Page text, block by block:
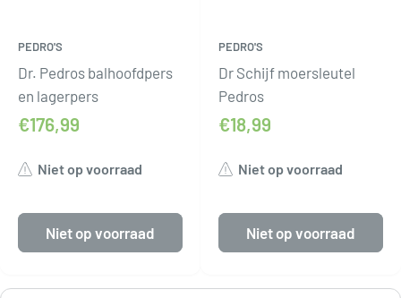
PEDRO'S
Dr. Pedros balhoofdpers
en lagerpers
€176,99
Niet op voorraad
Niet op voorraad
PEDRO'S
Dr Schijf moersleutel
Pedros
€18,99
Niet op voorraad
Niet op voorraad